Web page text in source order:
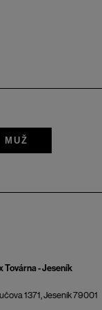
MUŽ
Továrna - Jeseník
1371, Jeseník 79001